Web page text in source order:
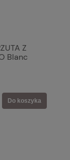
Z
Blanc
Do koszyka